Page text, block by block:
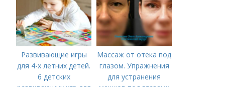
Развивающие игры
для 4-х летних детей.
6 детских
Массаж от отека под
глазом. Упражнения
для устранения